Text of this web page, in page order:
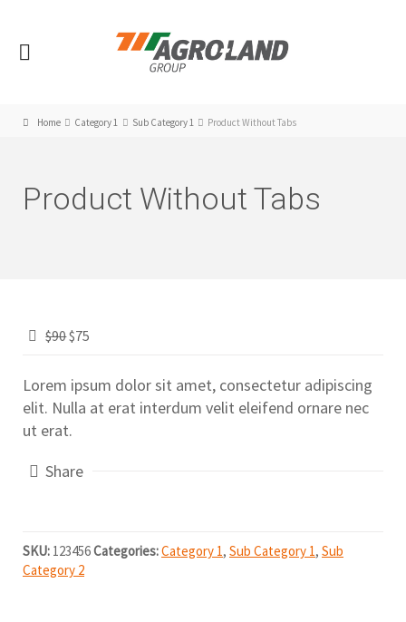
Home Category 1 Sub Category 1 Product Without Tabs
Product Without Tabs
$90$75
Lorem ipsum dolor sit amet, consectetur adipiscing
elit. Nulla at erat interdum velit eleifend ornare nec
ut erat.
Share
SKU: 123456Categories:Category 1, Sub Category 1, Sub
Category 2